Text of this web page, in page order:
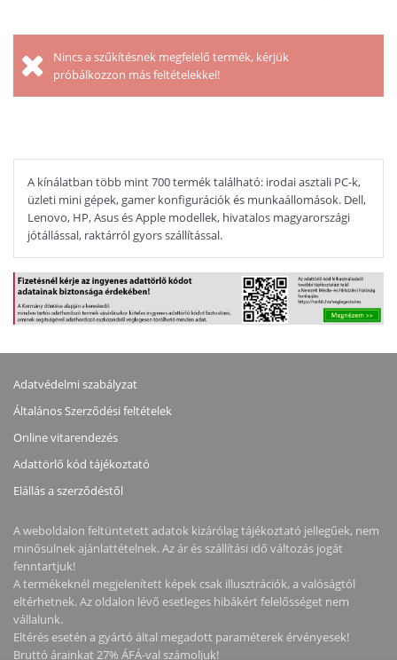
Nincs a szűkítésnek megfelelő termék, kérjük
próbálkozzon más feltételekkel!
A kínálatban több mint 700 termék található: irodai asztali PC-k,
üzleti mini gépek, gamer konfigurációk és munkaállomások. Dell,
Lenovo, HP, Asus és Apple modellek, hivatalos magyarországi
jótállással, raktárról gyors szállítással.
Adatvédelmi szabályzat
Általános Szerződési feltételek
Online vitarendezés
Adattörlő kód tájékoztató
Elállás a szerződéstől
A weboldalon feltüntetett adatok kizárólag tájékoztató jellegűek, nem
minősülnek ajánlattételnek. Az ár és szállítási idő változás jogát
fenntartjuk!
A termékeknél megjelenített képek csak illusztrációk, a valóságtól
eltérhetnek. Az oldalon lévő esetleges hibákért felelősséget nem
vállalunk.
Eltérés esetén a gyártó által megadott paraméterek érvényesek!
Bruttó árainkat 27% ÁFÁ-val számoljuk!